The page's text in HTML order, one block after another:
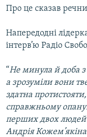
ФОТО
ПОДКАСТИ
КРИМ РЕАЛІЇ
РУС
УКР
КТАТ
Про це сказав
Напередодні
інтерв’ю Радіо
“Не минула й доба
а зрозуміли вони
здатна
справжньому
перших двох людей
Андрія